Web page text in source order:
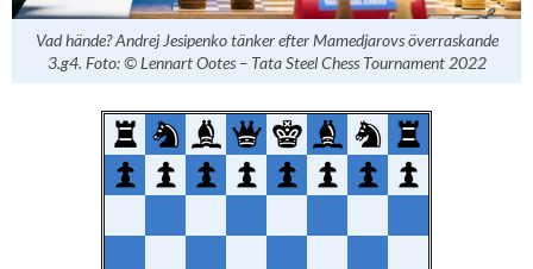
Vad hände? Andrej Jesipenko tänker efter Mamedjarovs överraskande
3.g4. Foto: © Lennart Ootes – Tata Steel Chess Tournament 2022